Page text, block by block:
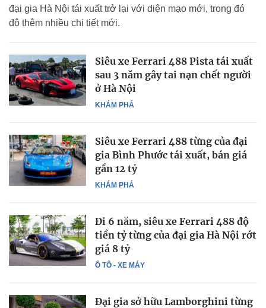
đại gia Hà Nội tái xuất trở lại với diện mạo mới, trong đó
độ thêm nhiều chi tiết mới.
KHÁM PHÁ
Siêu xe Ferrari 488 Pista tái xuất
sau 3 năm gây tai nạn chết người
ở Hà Nội
KHÁM PHÁ
Siêu xe Ferrari 488 từng của đại
gia Bình Phước tái xuất, bán giá
gần 12 tỷ
Ô TÔ - XE MÁY
Đi 6 năm, siêu xe Ferrari 488 độ
tiền tỷ từng của đại gia Hà Nội rớt
giá 8 tỷ
Đại gia sở hữu Lamborghini từng